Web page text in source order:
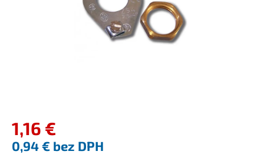
1,16 €
0,94 € bez DPH